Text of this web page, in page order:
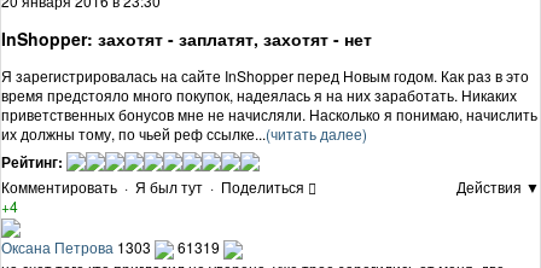
InShopper: захотят - заплатят, захотят - нет
Я зарегистрировалась на сайте InShopper перед Новым годом. Как раз в это
время предстояло много покупок, надеялась я на них заработать. Никаких
приветственных бонусов мне не начисляли. Насколько я понимаю, начислить
их должны тому, по чьей реф ссылке...(читать далее)
Рейтинг:
Комментировать · Я был тут · Поделиться
Действия ▼
+4
Оксана Петрова 1303
61319